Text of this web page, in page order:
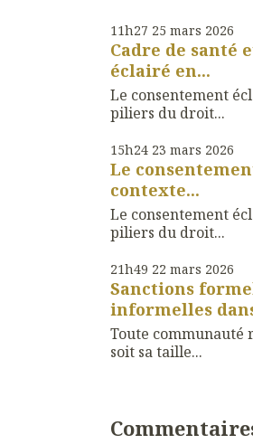
11h27 25 mars 2026
Cadre de santé
éclairé en...
Le consentement
piliers du droit...
15h24 23 mars 2026
Le
contexte...
Le consentement
piliers du droit...
21h49 22 mars 2026
Sanctions
informelles
Toute communauté
soit sa taille...